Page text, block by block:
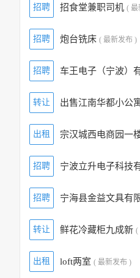
招聘 招食堂兼职司机 ( 最
招聘 炮台铣床 ( 最新发布 )
招聘 车王电子（宁波）
转让 出售江南华都小公
出租 宗汉城西电商园一
招聘 宁波立升电子科技
招聘 宁海县金益文具有
转让 鲜花冷藏柜九成新 (
出租 loft两室 ( 最新发布 )